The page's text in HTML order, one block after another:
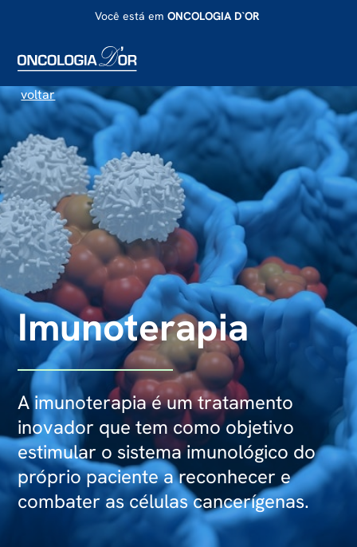
Você está em ONCOLOGIA D`OR
voltar
Imunoterapia
A imunoterapia é um tratamento
inovador que tem como objetivo
estimular o sistema imunológico do
próprio paciente a reconhecer e
combater as células cancerígenas.